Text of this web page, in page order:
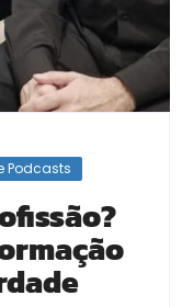
Podcasts